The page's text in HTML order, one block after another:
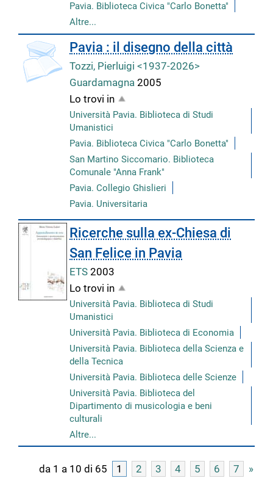
Pavia. Biblioteca Civica "Carlo Bonetta"
Altre...
copertina Pavia : il disegno della città
Tozzi, Pierluigi <1937-2026>
Guardamagna2005
Lo trovi in
Università Pavia. Biblioteca di Studi
Umanistici
Pavia. Biblioteca Civica "Carlo Bonetta"
San Martino Siccomario. Biblioteca
Comunale "Anna Frank"
Pavia. Collegio Ghislieri
Pavia. Universitaria
Ricerche sulla ex-Chiesa di
San Felice in Pavia
ETS2003
Lo trovi in
Università Pavia. Biblioteca di Studi
Umanistici
Università Pavia. Biblioteca di Economia
Università Pavia. Biblioteca della Scienza e
della Tecnica
Università Pavia. Biblioteca delle Scienze
Università Pavia. Biblioteca del
Dipartimento di musicologia e beni
culturali
Altre...
da 1 a 10 di 65 1 2 3 4 5 6 7 »